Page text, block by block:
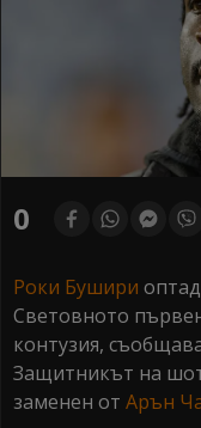
0
Роки Бушири
Световното
контузия,
Защитникът на
заменен от Арън